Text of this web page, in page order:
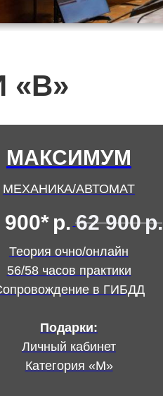
«В»
МАКСИМУМ
МЕХАНИКА/АВТОМАТ
900* р. 62 900р.
Теория очно/онлайн
56/58 часов практики
в ГИБДД
Подарки:
Личный кабинет
Категория «М»